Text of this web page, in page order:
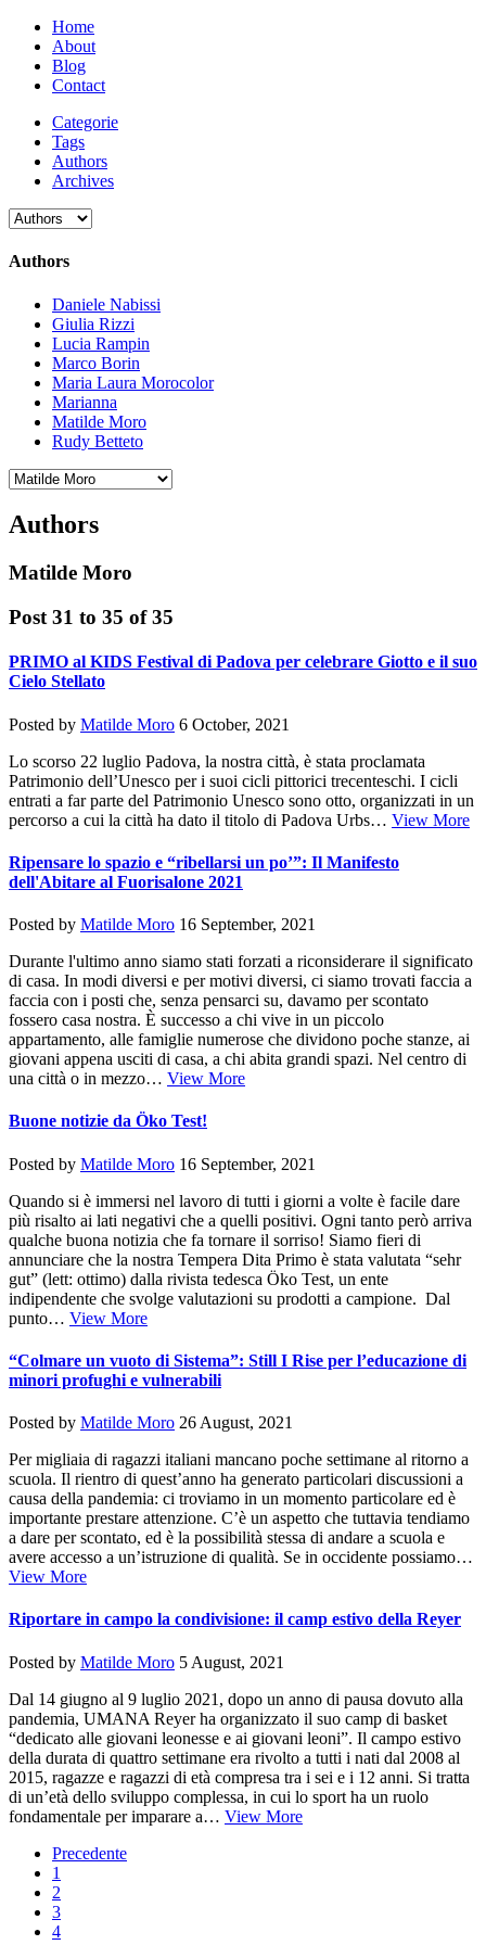
Home
About
Blog
Contact
Categorie
Tags
Authors
Archives
Authors
Daniele Nabissi
Giulia Rizzi
Lucia Rampin
Marco Borin
Maria Laura Morocolor
Marianna
Matilde Moro
Rudy Betteto
Authors
Matilde Moro
Post 31 to 35 of 35
PRIMO al KIDS Festival di Padova per celebrare Giotto e il suo
Cielo Stellato
Posted by Matilde Moro 6 October, 2021
Lo scorso 22 luglio Padova, la nostra città, è stata proclamata
Patrimonio dell’Unesco per i suoi cicli pittorici trecenteschi. I cicli
entrati a far parte del Patrimonio Unesco sono otto, organizzati in un
percorso a cui la città ha dato il titolo di Padova Urbs… View More
Ripensare lo spazio e “ribellarsi un po’”: Il Manifesto
dell'Abitare al Fuorisalone 2021
Posted by Matilde Moro 16 September, 2021
Durante l'ultimo anno siamo stati forzati a riconsiderare il significato
di casa. In modi diversi e per motivi diversi, ci siamo trovati faccia a
faccia con i posti che, senza pensarci su, davamo per scontato
fossero casa nostra. È successo a chi vive in un piccolo
appartamento, alle famiglie numerose che dividono poche stanze, ai
giovani appena usciti di casa, a chi abita grandi spazi. Nel centro di
una città o in mezzo… View More
Buone notizie da Öko Test!
Posted by Matilde Moro 16 September, 2021
Quando si è immersi nel lavoro di tutti i giorni a volte è facile dare
più risalto ai lati negativi che a quelli positivi. Ogni tanto però arriva
qualche buona notizia che fa tornare il sorriso! Siamo fieri di
annunciare che la nostra Tempera Dita Primo è stata valutata “sehr
gut” (lett: ottimo) dalla rivista tedesca Öko Test, un ente
indipendente che svolge valutazioni su prodotti a campione. Dal
punto… View More
“Colmare un vuoto di Sistema”: Still I Rise per l’educazione di
minori profughi e vulnerabili
Posted by Matilde Moro 26 August, 2021
Per migliaia di ragazzi italiani mancano poche settimane al ritorno a
scuola. Il rientro di quest’anno ha generato particolari discussioni a
causa della pandemia: ci troviamo in un momento particolare ed è
importante prestare attenzione. C’è un aspetto che tuttavia tendiamo
a dare per scontato, ed è la possibilità stessa di andare a scuola e
avere accesso a un’istruzione di qualità. Se in occidente possiamo…
View More
Riportare in campo la condivisione: il camp estivo della Reyer
Posted by Matilde Moro 5 August, 2021
Dal 14 giugno al 9 luglio 2021, dopo un anno di pausa dovuto alla
pandemia, UMANA Reyer ha organizzato il suo camp di basket
“dedicato alle giovani leonesse e ai giovani leoni”. Il campo estivo
della durata di quattro settimane era rivolto a tutti i nati dal 2008 al
2015, ragazze e ragazzi di età compresa tra i sei e i 12 anni. Si tratta
di un’età dello sviluppo complessa, in cui lo sport ha un ruolo
fondamentale per imparare a… View More
Precedente
1
2
3
4